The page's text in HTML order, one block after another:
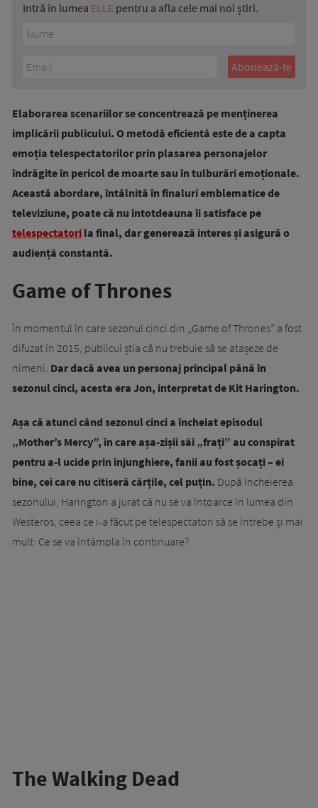
Intră în lumea ELLE pentru a afla cele mai noi știri.
Elaborarea scenariilor se concentrează pe menținerea
implicării publicului. O metodă eficientă este de a capta
emoția telespectatorilor prin plasarea personajelor
îndrăgite în pericol de moarte sau în tulburări emoționale.
Această abordare, întâlnită în finaluri emblematice de
televiziune, poate că nu întotdeauna îi satisface pe
telespectatori la final, dar generează interes și asigură o
audiență constantă.
Game of Thrones
În momentul în care sezonul cinci din „Game of Thrones” a fost
difuzat în 2015, publicul știa că nu trebuie să se atașeze de
nimeni. Dar dacă avea un personaj principal până în
sezonul cinci, acesta era Jon, interpretat de Kit Harington.
Așa că atunci când sezonul cinci a încheiat episodul
„Mother’s Mercy”, în care așa-zișii săi „frați” au conspirat
pentru a-l ucide prin înjunghiere, fanii au fost șocați – ei
bine, cei care nu citiseră cărțile, cel puțin. După încheierea
sezonului, Harington a jurat că nu se va întoarce în lumea din
Westeros, ceea ce i-a făcut pe telespectatori să se întrebe și mai
mult: Ce se va întâmpla în continuare?
The Walking Dead